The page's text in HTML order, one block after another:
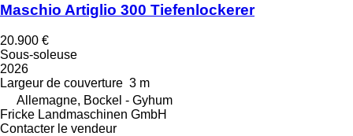
Maschio Artiglio 300 Tiefenlockerer
20.900 €
Sous-soleuse
2026
Largeur de couverture 3 m
Allemagne, Bockel - Gyhum
Fricke Landmaschinen GmbH
Contacter le vendeur